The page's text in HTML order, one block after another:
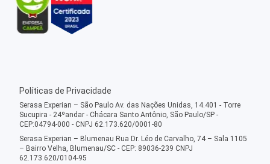
Políticas de Privacidade
Serasa Experian – São Paulo Av. das Nações Unidas, 14.401 - Torre
Sucupira - 24ºandar - Chácara Santo Antônio, São Paulo/SP -
CEP:04794-000 - CNPJ 62.173.620/0001-80
Serasa Experian – Blumenau Rua Dr. Léo de Carvalho, 74 – Sala 1105
– Bairro Velha, Blumenau/SC - CEP: 89036-239 CNPJ
62.173.620/0104-95